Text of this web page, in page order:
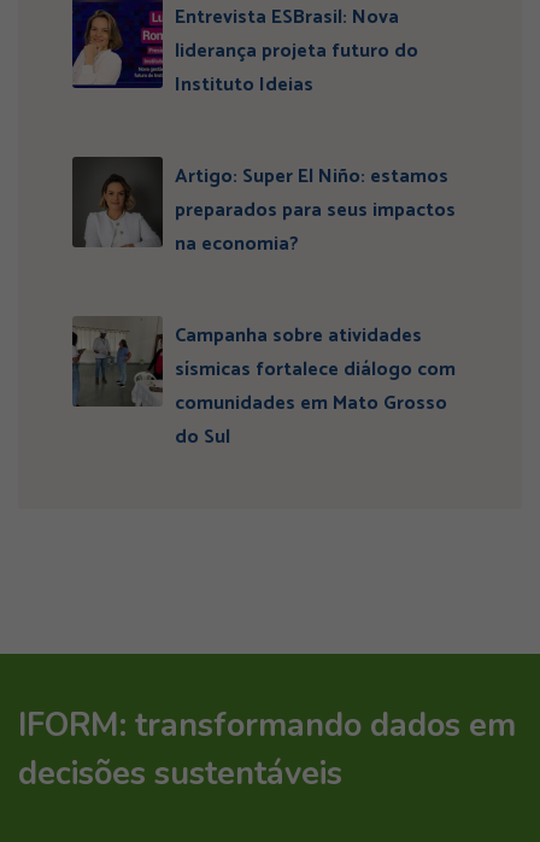
Entrevista ESBrasil: Nova
liderança projeta futuro do
Instituto Ideias
Artigo: Super El Niño: estamos
preparados para seus impactos
na economia?
Campanha sobre atividades
sísmicas fortalece diálogo com
comunidades em Mato Grosso
do Sul
IFORM: transformando dados em
decisões sustentáveis